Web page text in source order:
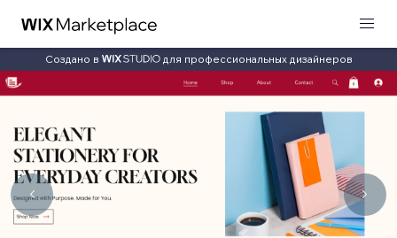
Создано в для профессиональных дизайнеров